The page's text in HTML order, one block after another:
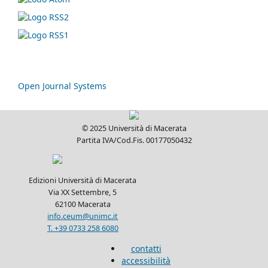
Open Journal Systems
© 2025 Università di Macerata
Partita IVA/Cod.Fis. 00177050432
Edizioni Università di Macerata
Via XX Settembre, 5
62100 Macerata
info.ceum@unimc.it
T. +39 0733 258 6080
contatti
accessibilità